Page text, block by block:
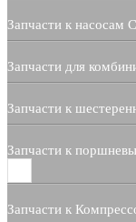
Запчасти к
Запчасти для
Запчасти к
Запчасти к
Запчасти к